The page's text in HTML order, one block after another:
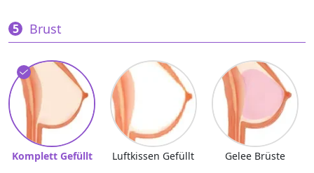
Brust
Komplett Gefüllt Luftkissen Gefüllt Gelee Brüste